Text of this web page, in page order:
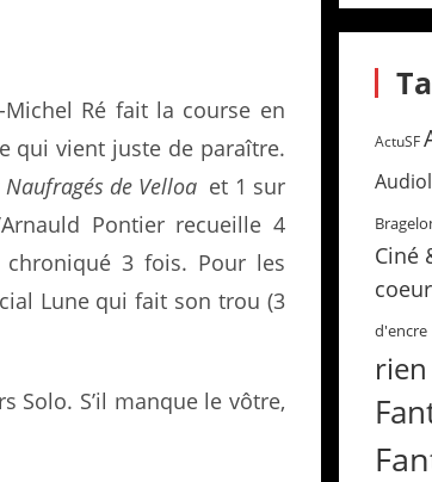
Michel Ré fait la course en
qui vient juste de paraître.
Naufragés de Velloa et 1 sur
Pontier recueille 4
3 fois. Pour les
Lune qui fait son trou (3
Solo. S’il manque le vôtre,
ActuSF
Ciné
coeur
d'encre
rien